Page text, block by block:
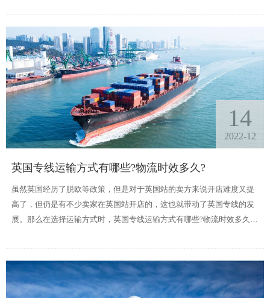
14
2022-12
英国专线运输方式有哪些?物流时效多久?
虽然英国经历了脱欧等政策，但是对于英国站的卖方来说开店难度又提
高了，但仍是有不少卖家在英国站开店的，这也就带动了英国专线的发
展。那么在选择运输方式时，英国专线运输方式有哪些?物流时效多久